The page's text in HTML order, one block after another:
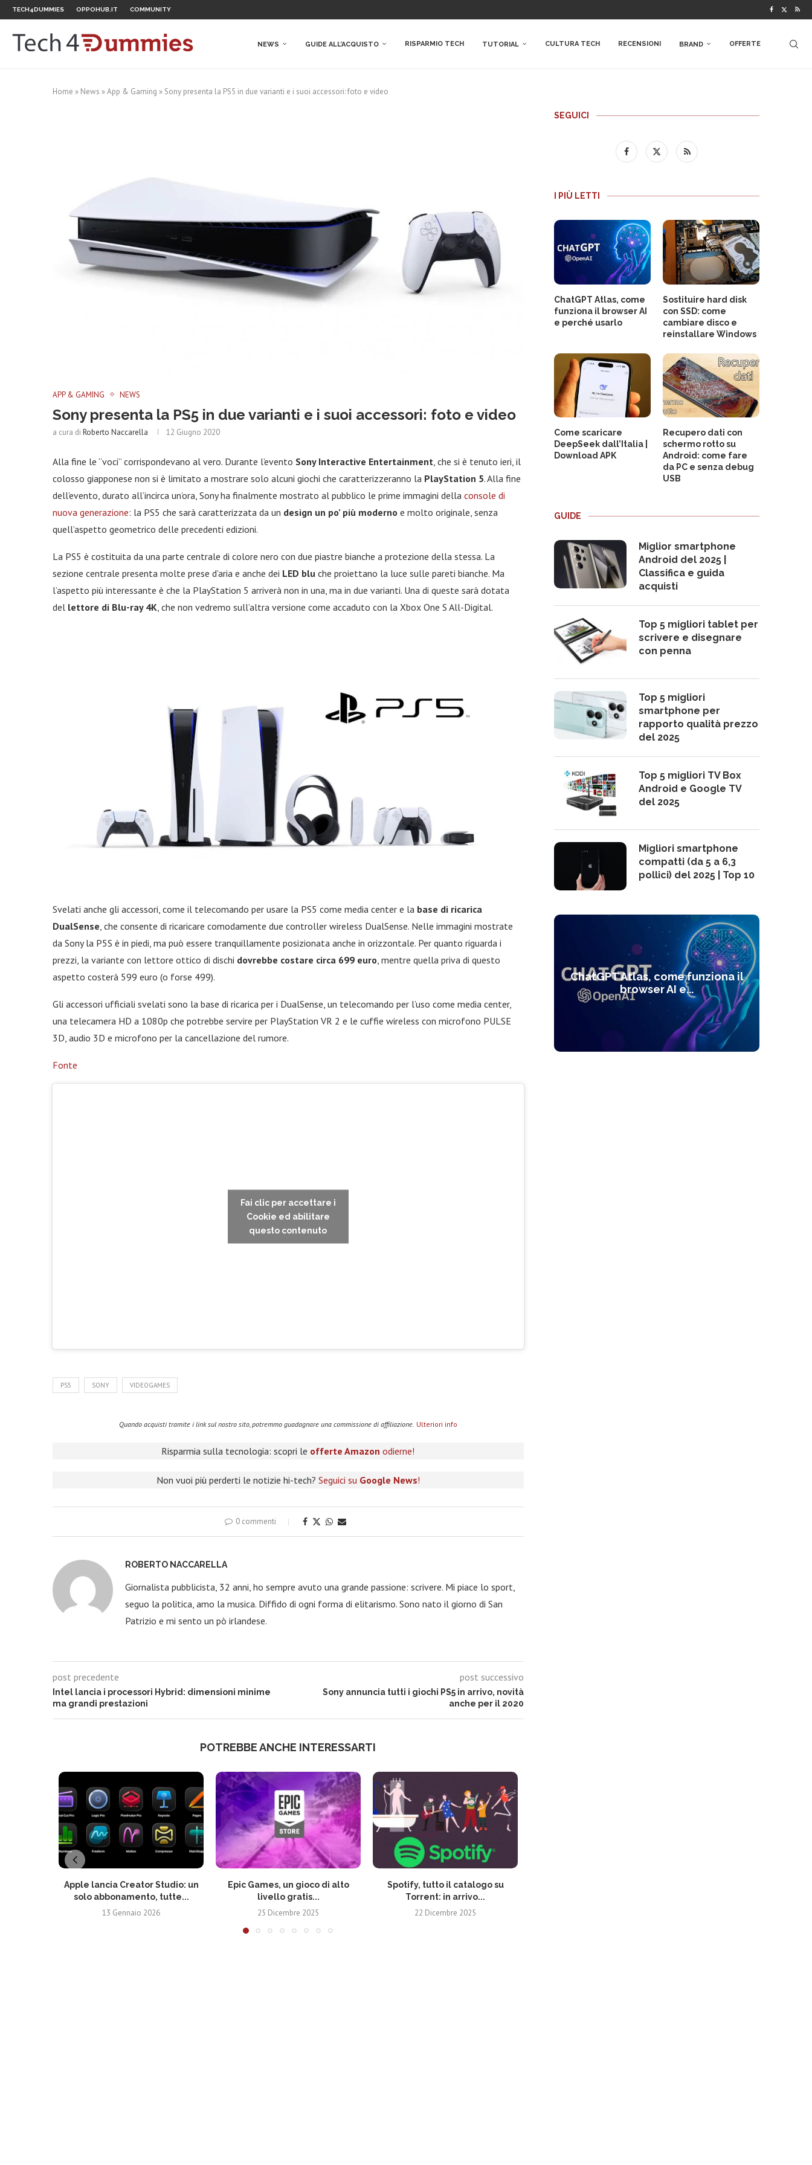
TECH4DUMMIES OPPOHUB.IT COMMUNITY
NEWS GUIDE ALL’ACQUISTO RISPARMIO TECH TUTORIAL CULTURA TECH RECENSIONI BRAND OFFERTE
Home » News »App & Gaming » Sony presenta la PS5 in due varianti e i suoi accessori: foto e video
APP & GAMING NEWS
Sony presenta la PS5 in due varianti e i suoi accessori: foto e video
a cura di Roberto Naccarella 12 Giugno 2020
Alla fine le “voci” corrispondevano al vero. Durante l’evento Sony Interactive Entertainment , che si è tenuto ieri, il
colosso giapponese non si è limitato a mostrare solo alcuni giochi che caratterizzeranno la PlayStation 5. Alla fine
dell’evento, durato all’incirca un’ora, Sony ha finalmente mostrato al pubblico le prime immagini della console di
nuova generazione: la PS5 che sarà caratterizzata da un design un po’ più moderno e molto originale, senza
quell’aspetto geometrico delle precedenti edizioni.
La PS5 è costituita da una parte centrale di colore nero con due piastre bianche a protezione della stessa. La
sezione centrale presenta molte prese d’aria e anche dei LED blu che proiettano la luce sulle pareti bianche. Ma
l’aspetto più interessante è che la PlayStation 5 arriverà non in una, ma in due varianti. Una di queste sarà dotata
del lettore di Blu-ray 4K , che non vedremo sull’altra versione come accaduto con la Xbox One S All-Digital.
Svelati anche gli accessori, come il telecomando per usare la PS5 come media center e la base di ricarica
DualSense, che consente di ricaricare comodamente due controller wireless DualSense. Nelle immagini mostrate
da Sony la P5S è in piedi, ma può essere tranquillamente posizionata anche in orizzontale. Per quanto riguarda i
prezzi, la variante con lettore ottico di dischi dovrebbe costare circa 699 euro, mentre quella priva di questo
aspetto costerà 599 euro (o forse 499).
Gli accessori ufficiali svelati sono la base di ricarica per i DualSense, un telecomando per l’uso come media center,
una telecamera HD a 1080p che potrebbe servire per PlayStation VR 2 e le cuffie wireless con microfono PULSE
3D, audio 3D e microfono per la cancellazione del rumore.
Fonte
Fai clic per accettare i
Cookie ed abilitare
questo contenuto
PS5 SONY VIDEOGAMES
Quando acquisti tramite i link sul nostro sito, potremmo guadagnare una commissione di affiliazione. Ulteriori info
Risparmia sulla tecnologia: scopri le offerte Amazon odierne!
Non vuoi più perderti le notizie hi-tech? Seguici su Google News!
0 commenti
ROBERTO NACCARELLA
Giornalista pubblicista, 32 anni, ho sempre avuto una grande passione: scrivere. Mi piace lo sport,
seguo la politica, amo la musica. Diffido di ogni forma di elitarismo. Sono nato il giorno di San
Patrizio e mi sento un pò irlandese.
post precedente
Intel lancia i processori Hybrid: dimensioni minime
ma grandi prestazioni
post successivo
Sony annuncia tutti i giochi PS5 in arrivo, novità
anche per il 2020
POTREBBE ANCHE INTERESSARTI
Apple lancia Creator Studio: un
solo abbonamento, tutte...
13 Gennaio 2026
Epic Games, un gioco di alto
livello gratis...
25 Dicembre 2025
Spotify, tutto il catalogo su
Torrent: in arrivo...
22 Dicembre 2025
SEGUICI
I PIÙ LETTI
ChatGPT Atlas, come
funziona il browser AI
e perché usarlo
Sostituire hard disk
con SSD: come
cambiare disco e
reinstallare Windows
Come scaricare
DeepSeek dall’Italia |
Download APK
Recupero dati con
schermo rotto su
Android: come fare
da PC e senza debug
USB
GUIDE
Miglior smartphone
Android del 2025 |
Classifica e guida
acquisti
Top 5 migliori tablet per
scrivere e disegnare
con penna
Top 5 migliori
smartphone per
rapporto qualità prezzo
del 2025
Top 5 migliori TV Box
Android e Google TV
del 2025
Migliori smartphone
compatti (da 5 a 6,3
pollici) del 2025 | Top 10
ChatGPT Atlas, come funziona il
browser AI e...